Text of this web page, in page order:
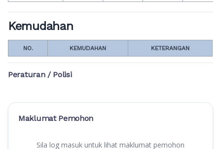
Kemudahan
NO. KEMUDAHAN KETERANGAN
Peraturan / Polisi
Maklumat Pemohon
Sila log masuk untuk lihat maklumat pemohon